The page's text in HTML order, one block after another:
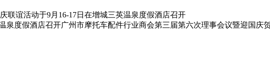
联谊活动于9月16-17日在增城三英温泉度假酒店召开
泉度假酒店召开广州市摩托车配件行业商会第三届第六次理事会议暨迎国庆